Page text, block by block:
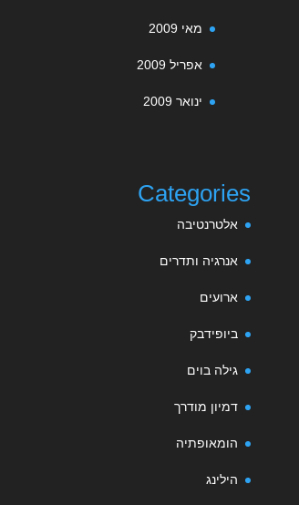
מאי 2009
אפריל 2009
ינואר 2009
Categories
אלטרנטיבה
אנרגיה ותדרים
ארועים
ביופידבק
גילה בוים
דמיון מודרך
הומאופתיה
הילינג